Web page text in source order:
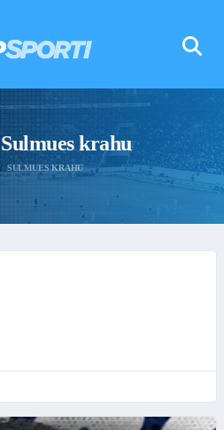
Sulmues krahu
SULMUES KRAHU